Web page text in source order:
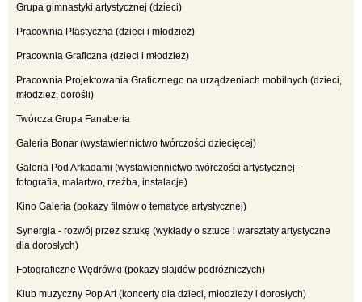
Grupa gimnastyki artystycznej (dzieci)
Pracownia Plastyczna (dzieci i młodzież)
Pracownia Graficzna (dzieci i młodzież)
Pracownia Projektowania Graficznego na urządzeniach mobilnych (dzieci,
młodzież, dorośli)
Twórcza Grupa Fanaberia
Galeria Bonar (wystawiennictwo twórczości dziecięcej)
Galeria Pod Arkadami (wystawiennictwo twórczości artystycznej -
fotografia, malartwo, rzeźba, instalacje)
Kino Galeria (pokazy filmów o tematyce artystycznej)
Synergia - rozwój przez sztukę (wykłady o sztuce i warsztaty artystyczne
dla dorosłych)
Fotograficzne Wędrówki (pokazy slajdów podróżniczych)
Klub muzyczny Pop Art (koncerty dla dzieci, młodzieży i dorosłych)